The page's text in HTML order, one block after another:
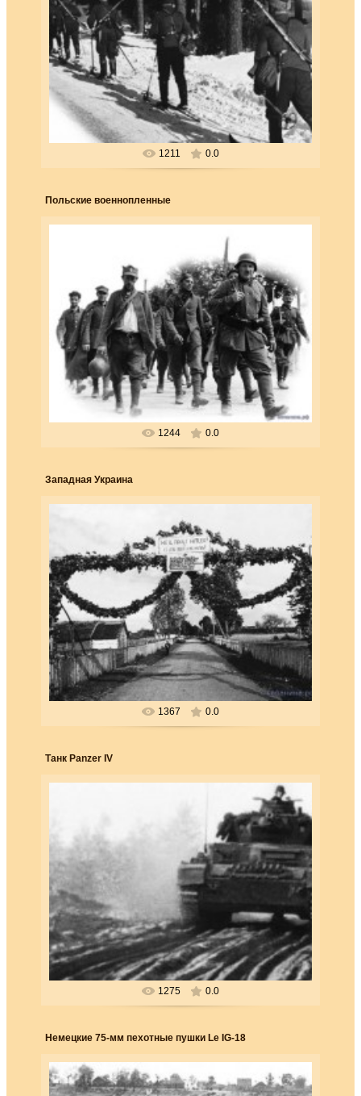
25.03.2018
Отряд финских лыжников, отступающих
из рай она Выборга в результате февральского
наступ ления советских...
Forester
1211 0.0
Польские военнопленные
25.03.2018
Польские военнопленные. Гитлер презирал
поляков, называя их «ленивыми, тупыми
и ни на что не годными»
Forester
1244 0.0
Западная Украина
25.03.2018
Население некоторых городов на присоединенных перед
войной к Украине землях приветствовало германские
войска как осво...
Forester
1367 0.0
Танк Panzer IV
25.03.2018
Конец июня 1941. Танк Panzer IV направляется
на восток. Разбитые проселочные дороги, которые на
Forester
1275 0.0
Немецкие 75-мм пехотные пушки Le IG-18